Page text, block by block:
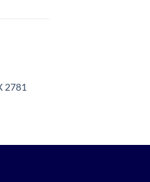
2781